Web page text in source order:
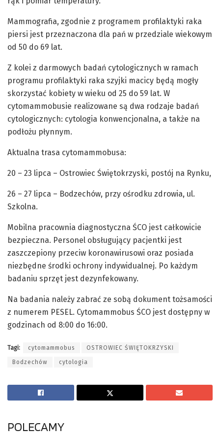
Mammografia, zgodnie z programem profilaktyki raka
piersi jest przeznaczona dla pań w przedziale wiekowym
od 50 do 69 lat.
Z kolei z darmowych badań cytologicznych w ramach
programu profilaktyki raka szyjki macicy będą mogły
skorzystać kobiety w wieku od 25 do 59 lat. W
cytomammobusie realizowane są dwa rodzaje badań
cytologicznych: cytologia konwencjonalna, a także na
podłożu płynnym.
Aktualna trasa cytomammobusa:
20 – 23 lipca – Ostrowiec Świętokrzyski, postój na Rynku,
26 – 27 lipca – Bodzechów, przy ośrodku zdrowia, ul.
Szkolna.
Mobilna pracownia diagnostyczna ŚCO jest całkowicie
bezpieczna. Personel obsługujący pacjentki jest
zaszczepiony przeciw koronawirusowi oraz posiada
niezbędne środki ochrony indywidualnej. Po każdym
badaniu sprzęt jest dezynfekowany.
Na badania należy zabrać ze sobą dokument tożsamości
z numerem PESEL. Cytomammobus ŚCO jest dostępny w
godzinach od 8:00 do 16:00.
Tagi: cytomammobus OSTROWIEC ŚWIĘTOKRZYSKI
Bodzechów cytologia
POLECAMY